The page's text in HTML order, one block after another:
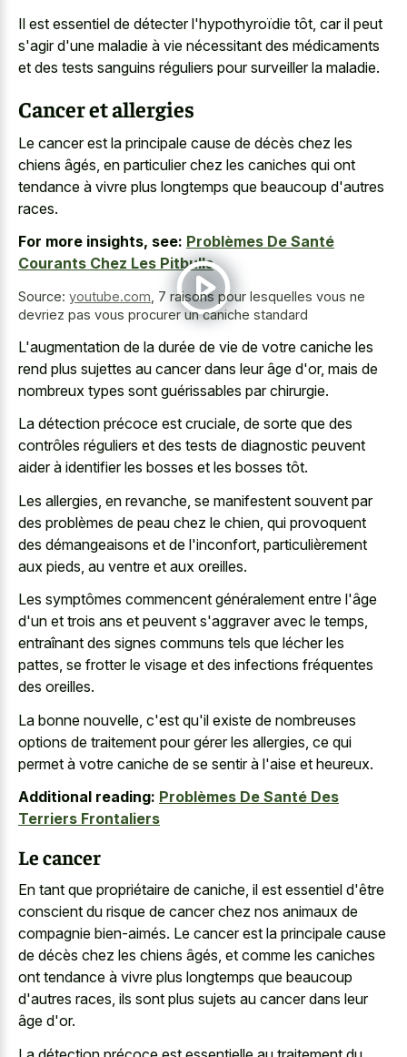
Il est essentiel de détecter l'hypothyroïdie tôt, car il peut
s'agir d'une maladie à vie nécessitant des médicaments
et des tests sanguins réguliers pour surveiller la maladie.
Cancer et allergies
Le cancer est la principale cause de décès chez les
chiens âgés, en particulier chez les caniches qui ont
tendance à vivre plus longtemps que beaucoup d'autres
races.
For more insights, see: Problèmes De Santé
Courants Chez Les Pitbulls
Source: youtube.com 7 raisons pour lesquelles vous ne
devriez pas vous procurer un caniche standard
L'augmentation de la durée de vie de votre caniche les
rend plus sujettes au cancer dans leur âge d'or, mais de
nombreux types sont guérissables par chirurgie.
La détection précoce est cruciale, de sorte que des
contrôles réguliers et des tests de diagnostic peuvent
aider à identifier les bosses et les bosses tôt.
Les allergies, en revanche, se manifestent souvent par
des problèmes de peau chez le chien, qui provoquent
des démangeaisons et de l'inconfort, particulièrement
aux pieds, au ventre et aux oreilles.
Les symptômes commencent généralement entre l'âge
d'un et trois ans et peuvent s'aggraver avec le temps,
entraînant des signes communs tels que lécher les
pattes, se frotter le visage et des infections fréquentes
des oreilles.
La bonne nouvelle, c'est qu'il existe de nombreuses
options de traitement pour gérer les allergies, ce qui
permet à votre caniche de se sentir à l'aise et heureux.
Additional reading: Problèmes De Santé Des
Terriers Frontaliers
Le cancer
En tant que propriétaire de caniche, il est essentiel d'être
conscient du risque de cancer chez nos animaux de
compagnie bien-aimés. Le cancer est la principale cause
de décès chez les chiens âgés, et comme les caniches
ont tendance à vivre plus longtemps que beaucoup
d'autres races, ils sont plus sujets au cancer dans leur
âge d'or.